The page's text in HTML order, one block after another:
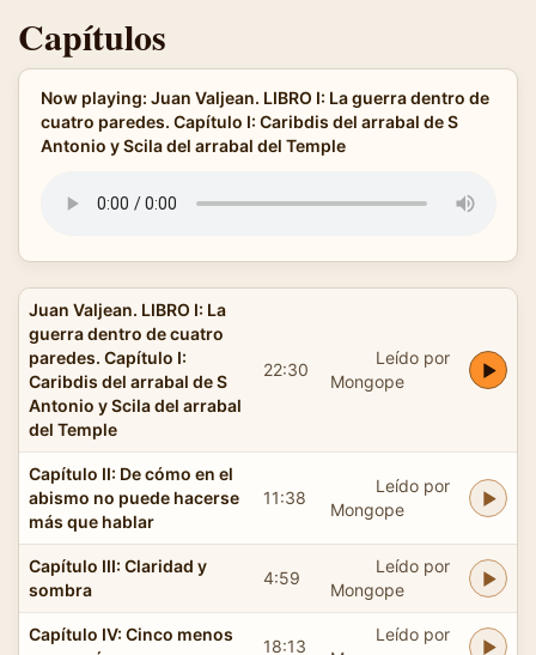
Capítulos
Now playing: Juan Valjean. LIBRO I: La guerra dentro de
cuatro paredes. Capítulo I: Caribdis del arrabal de S
Antonio y Scila del arrabal del Temple
Juan Valjean. LIBRO I: La
guerra dentro de cuatro
paredes. Capítulo I:
Caribdis del arrabal de S
Antonio y Scila del arrabal
del Temple
22:30
Leído por
Mongope
Capítulo II: De cómo en el
abismo no puede hacerse
más que hablar
11:38
Leído por
Mongope
Capítulo III: Claridad y
sombra
4:59
Leído por
Mongope
Capítulo IV: Cinco menos
18:13
Leído por